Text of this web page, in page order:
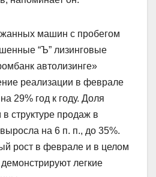
машин с пробегом
“Ъ” лизинговые
автолизинге»
реализации в феврале
29% год к году. Доля
структуре продаж в
на 6 п. п., до 35%.
рост в феврале и в целом
легкие